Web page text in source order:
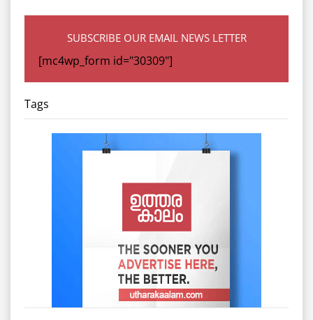
SUBSCRIBE OUR EMAIL NEWS LETTER
[mc4wp_form id="30309"]
Tags